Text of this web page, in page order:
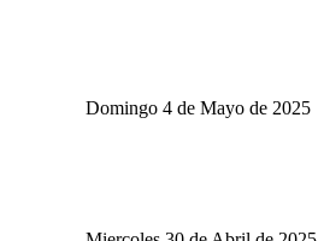
Domingo 4 de Mayo de 2025